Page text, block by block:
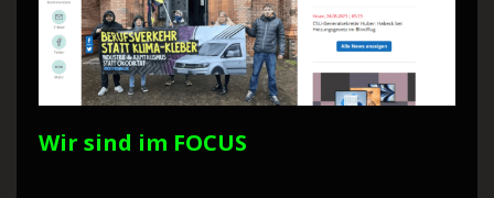
Wir sind im FOCUS